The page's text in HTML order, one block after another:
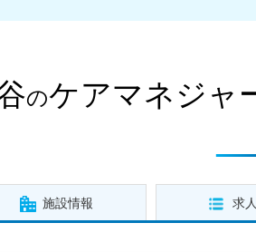
のケアマネジャ
施設情報 求